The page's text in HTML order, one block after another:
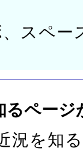
、スペ
ページ
況を知